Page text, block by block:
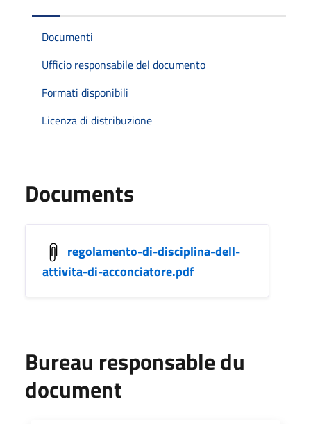
Documenti
Ufficio responsabile del documento
Formati disponibili
Licenza di distribuzione
Documents
regolamento-di-disciplina-dell-
attivita-di-acconciatore.pdf
Bureau responsable du
document